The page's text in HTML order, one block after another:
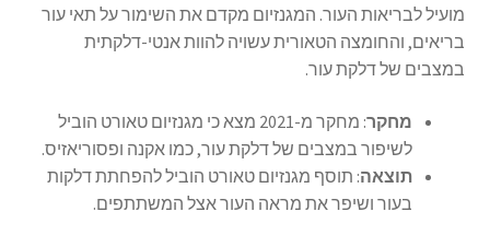
מועיל לבריאות העור. המגנזיום מקדם את השימור על תאי עור
בריאים, והחומצה הטאורית עשויה להוות אנטי-דלקתית
במצבים של דלקת עור.
מחקר
: מחקר מ-2021 מצא כי מגנזיום טאורט הוביל
לשיפור במצבים של דלקת עור, כמו אקנה ופסוריאזיס.
תוצאה: תוסף מגנזיום טאורט הוביל להפחתת דלקות
בעור ושיפר את מראה העור אצל המשתתפים.